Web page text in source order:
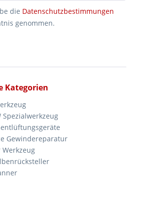
die Datenschutzbestimmungen
genommen.
Kategorien
Spezialwerkzeug
Gewindereparatur
Werkzeug